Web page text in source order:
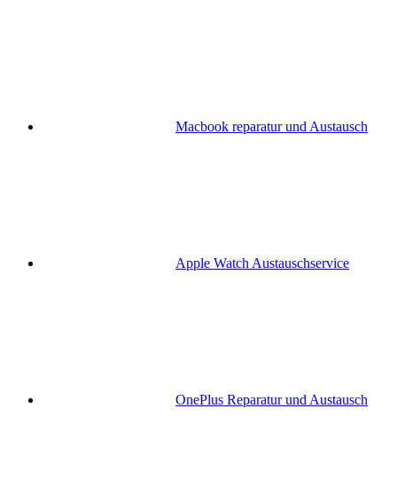
Macbook reparatur und Austausch
Apple Watch Austauschservice
OnePlus Reparatur und Austausch